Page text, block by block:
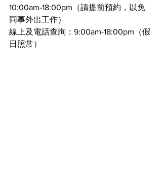
10:00am-18:00pm（請提前預約，以免
同事外出工作）
線上及電話查詢：9:00am-18:00pm（假
日照常）